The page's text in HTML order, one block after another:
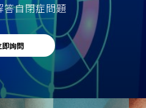
答自閉症問題
即詢問